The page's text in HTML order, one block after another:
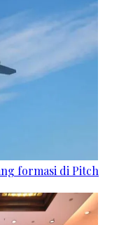
formasi di Pitch